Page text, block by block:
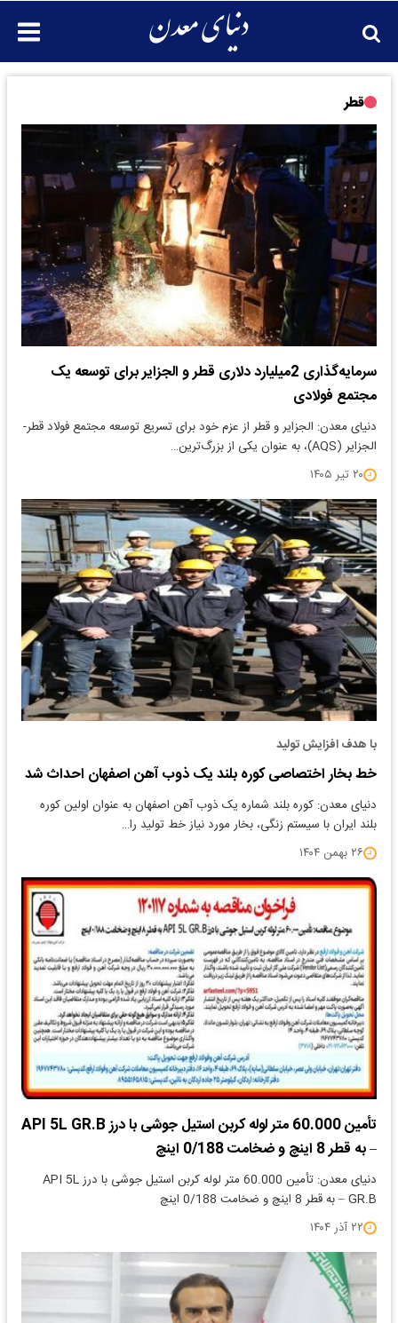
قطر
سرمایه‌گذاری 2میلیارد دلاری قطر و الجزایر برای توسعه یک
مجتمع فولادی
دنیای معدن: الجزایر و قطر از عزم خود برای تسریع توسعه مجتمع فولاد قطر-
الجزایر (AQS)، به عنوان یکی از بزرگ‌ترین…
۲۰ تیر ۱۴۰۵
با هدف افزایش تولید
خط بخار اختصاصی کوره بلند یک ذوب آهن اصفهان احداث شد
دنیای معدن: کوره بلند شماره یک ذوب آهن اصفهان به عنوان اولین کوره
بلند ایران با سیستم زنگی، بخار مورد نیاز خط تولید را…
۲۶ بهمن ۱۴۰۴
تأمین 60.000 متر لوله کربن استیل جوشی با درز API 5L GR.B
– به قطر 8 اینچ و ضخامت 0/188 اینچ
دنیای معدن: تأمین 60.000 متر لوله کربن استیل جوشی با درز API 5L
GR.B – به قطر 8 اینچ و ضخامت 0/188 اینچ
۲۲ آذر ۱۴۰۴